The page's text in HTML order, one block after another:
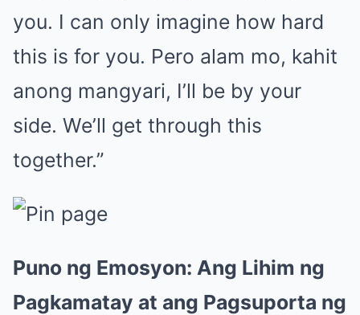
you. I can only imagine how hard
this is for you. Pero alam mo, kahit
anong mangyari, I’ll be by your
side. We’ll get through this
together.”
Puno ng Emosyon: Ang Lihim ng
Pagkamatay at ang Pagsuporta ng